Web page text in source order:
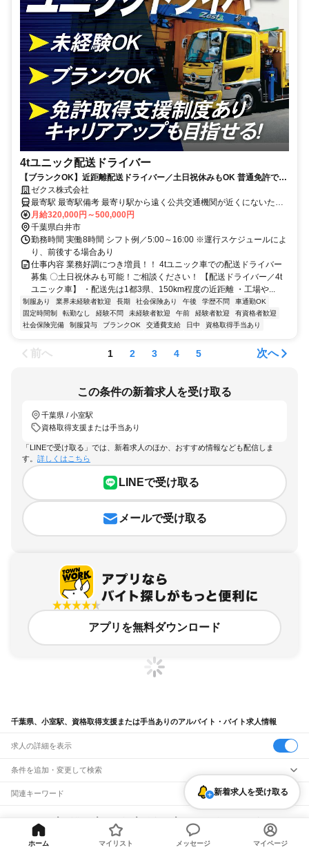
4tユニック配送ドライバー
【ブランクOK】近距離配送ドライバー／土日祝休みもOK 普通免許で
OK！資格取得支援制度あり
ゼクス株式会社
最寄駅 最寄駅備考 最寄り駅から遠く公共交通機関が近くにないた
め、車やバイクなどご自身で通勤手段の確保をお願いします(無料駐
車場完備)
月給320,000円～500,000円
千葉県白井市
勤務時間 実働8時間 シフト例／5:00～16:00 ※運行スケジュールによ
り、前後する場合あり
仕事内容 業務好調につき増員！！ 4tユニック車での配送ドライバー
募集 〇土日祝休みも可能！ご相談ください！ 【配送ドライバー／4t
ユニック車】 ・配送先は1都3県、150km程度の近距離 ・工場や...
制服あり 業界未経験者歓迎 長期 社会保険あり 午後 学歴不問
車通勤OK
固定時間制
転勤なし 経験不問 未経験者歓迎 午前 経験者歓迎
有資格者歓迎
社会保険完備
制服貸与 ブランクOK 交通費支給 日中 資格取得手当あり
前へ 1 2 3 4 5 次へ
この条件の新着求人を受け取る
千葉県 / 小室駅
資格取得支援または手当あり
「LINEで受け取る」では、新着求人のほか、おすすめ情報なども配信しま
す。 詳しくはこちら
LINEで受け取る
メールで受け取る
アプリを無料ダウンロード
千葉県、小室駅、資格取得支援または手当ありのアルバイト・バイト求人情報
求人の詳細を表示
条件を追加・変更して検索
市区町村を追加・変更
千葉県
千葉市
中央区
稲毛区若葉区
駅を追加・変更
JR武蔵野線
職種を追加・変更
関連キーワード
ガチャガチャ犬カフェ
ルバイト・バイト・求人
新着求人を受け取る
ホーム マイリスト メッセージ マイページ